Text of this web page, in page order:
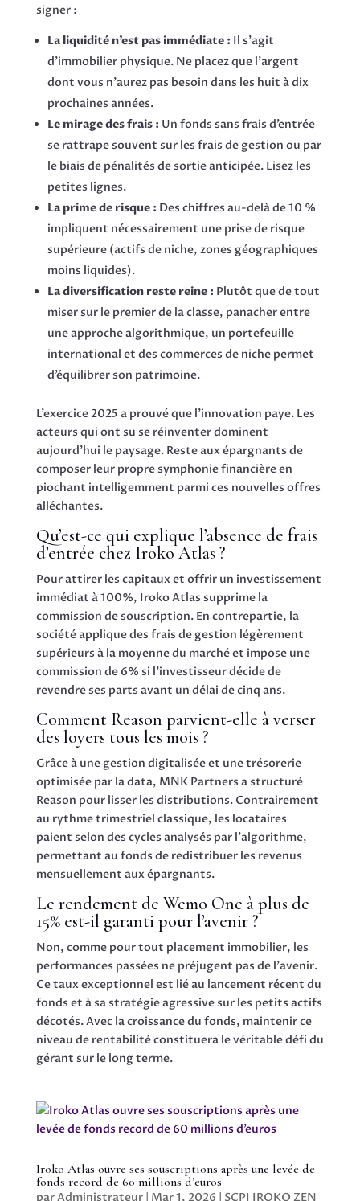
signer :
La liquidité n’est pas immédiate : Il s’agit
d’immobilier physique. Ne placez que l’argent
dont vous n’aurez pas besoin dans les huit à dix
prochaines années.
Le mirage des frais : Un fonds sans frais d’entrée
se rattrape souvent sur les frais de gestion ou par
le biais de pénalités de sortie anticipée. Lisez les
petites lignes.
La prime de risque : Des chiffres au-delà de 10 %
impliquent nécessairement une prise de risque
supérieure (actifs de niche, zones géographiques
moins liquides).
La diversification reste reine : Plutôt que de tout
miser sur le premier de la classe, panacher entre
une approche algorithmique, un portefeuille
international et des commerces de niche permet
d’équilibrer son patrimoine.
L’exercice 2025 a prouvé que l’innovation paye. Les
acteurs qui ont su se réinventer dominent
aujourd’hui le paysage. Reste aux épargnants de
composer leur propre symphonie financière en
piochant intelligemment parmi ces nouvelles offres
alléchantes.
Qu’est-ce qui explique l’absence de frais
d’entrée chez Iroko Atlas ?
Pour attirer les capitaux et offrir un investissement
immédiat à 100%, Iroko Atlas supprime la
commission de souscription. En contrepartie, la
société applique des frais de gestion légèrement
supérieurs à la moyenne du marché et impose une
commission de 6% si l’investisseur décide de
revendre ses parts avant un délai de cinq ans.
Comment Reason parvient-elle à verser
des loyers tous les mois ?
Grâce à une gestion digitalisée et une trésorerie
optimisée par la data, MNK Partners a structuré
Reason pour lisser les distributions. Contrairement
au rythme trimestriel classique, les locataires
paient selon des cycles analysés par l’algorithme,
permettant au fonds de redistribuer les revenus
mensuellement aux épargnants.
Le rendement de Wemo One à plus de
15% est-il garanti pour l’avenir ?
Non, comme pour tout placement immobilier, les
performances passées ne préjugent pas de l’avenir.
Ce taux exceptionnel est lié au lancement récent du
fonds et à sa stratégie agressive sur les petits actifs
décotés. Avec la croissance du fonds, maintenir ce
niveau de rentabilité constituera le véritable défi du
gérant sur le long terme.
Iroko Atlas ouvre ses souscriptions après une levée de
fonds record de 60 millions d’euros
parAdministrateur| Mar 1, 2026 | SCPI IROKO ZEN